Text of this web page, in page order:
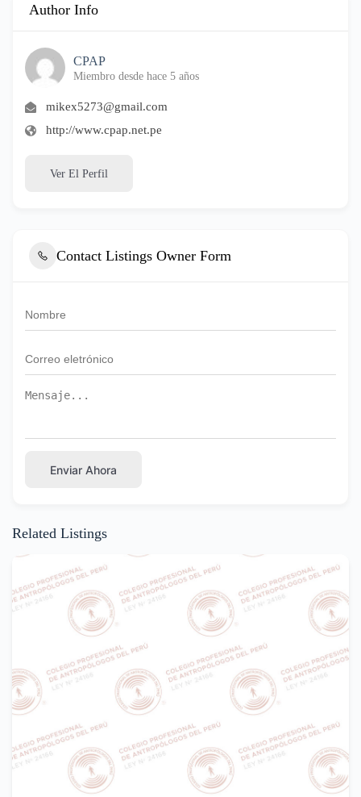
Author Info
CPAP
Miembro desde hace 5 años
mikex5273@gmail.com
http://www.cpap.net.pe
Ver El Perfil
Contact Listings Owner Form
Enviar Ahora
Related Listings